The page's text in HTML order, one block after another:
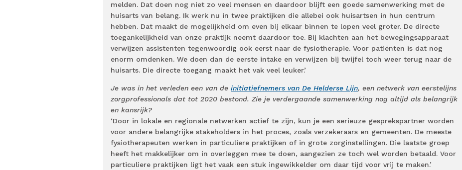
melden. Dat doen nog niet zo veel mensen en daardoor blijft een goede samenwerking met de
huisarts van belang. Ik werk nu in twee praktijken die allebei ook huisartsen in hun centrum
hebben. Dat maakt de mogelijkheid om even bij elkaar binnen te lopen veel groter. De directe
toegankelijkheid van onze praktijk neemt daardoor toe. Bij klachten aan het bewegingsapparaat
verwijzen assistenten tegenwoordig ook eerst naar de fysiotherapie. Voor patiënten is dat nog
enorm omdenken. We doen dan de eerste intake en verwijzen bij twijfel toch weer terug naar de
huisarts. Die directe toegang maakt het vak veel leuker.’
Je was in het verleden een van de initiatiefnemers van De Helderse Lijn, een netwerk van eerstelijns
zorgprofessionals dat tot 2020 bestond. Zie je verdergaande samenwerking nog altijd als belangrijk
en kansrijk?
‘Door in lokale en regionale netwerken actief te zijn, kun je een serieuze gesprekspartner worden
voor andere belangrijke stakeholders in het proces, zoals verzekeraars en gemeenten. De meeste
fysiotherapeuten werken in particuliere praktijken of in grote zorginstellingen. Die laatste groep
heeft het makkelijker om in overleggen mee te doen, aangezien ze toch wel worden betaald. Voor
particuliere praktijken ligt het vaak een stuk ingewikkelder om daar tijd voor vrij te maken.’